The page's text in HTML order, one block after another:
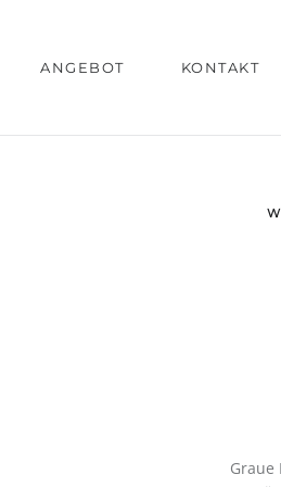
ANGEBOT KONTAKT
Graue